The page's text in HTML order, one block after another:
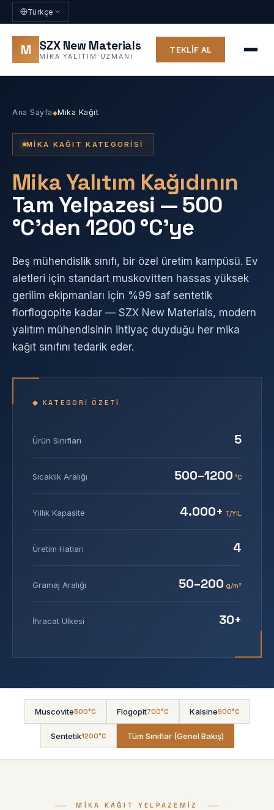
Türkçe
M SZX New Materials
MIKA YALITIM UZMANI
TEKLIF AL
Ana Sayfa◆Mika Kağıt
MIKA KAĞIT KATEGORISI
Mika Yalıtım Kağıdının
Tam Yelpazesi — 500
°C'den 1200 °C'ye
Beş mühendislik sınıfı, bir özel üretim kampüsü. Ev
aletleri için standart muskovitten hassas yüksek
gerilim ekipmanları için %99 saf sentetik
florflogopite kadar — SZX New Materials, modern
yalıtım mühendisinin ihtiyaç duyduğu her mika
kağıt sınıfını tedarik eder.
◆ KATEGORI ÖZETI
Ürün Sınıfları 5
Sıcaklık Aralığı 500–1200 °C
Yıllık Kapasite 4.000+ T/YIL
Üretim Hatları 4
Gramaj Aralığı 50–200 g/m²
İhracat Ülkesi 30+
Muscovite500°C Flogopit700°C Kalsine900°C
Sentetik1200°C Tüm Sınıflar (Genel Bakış)
MIKA KAĞIT YELPAZEMIZ